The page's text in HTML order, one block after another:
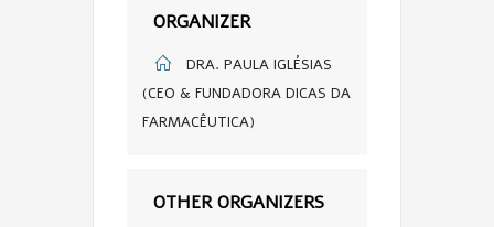
ORGANIZER
DRA. PAULA IGLÉSIAS
(CEO & FUNDADORA DICAS DA
FARMACÊUTICA)
OTHER ORGANIZERS